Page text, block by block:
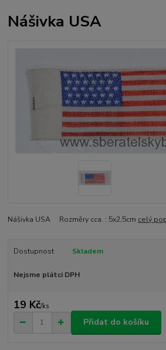
Nášivka USA
Nášivka USA Rozměry cca. : 5x2,5cm celý
Dostupnost Skladem
Nejsme plátci DPH
19 Kč/ks
Přidat do košíku